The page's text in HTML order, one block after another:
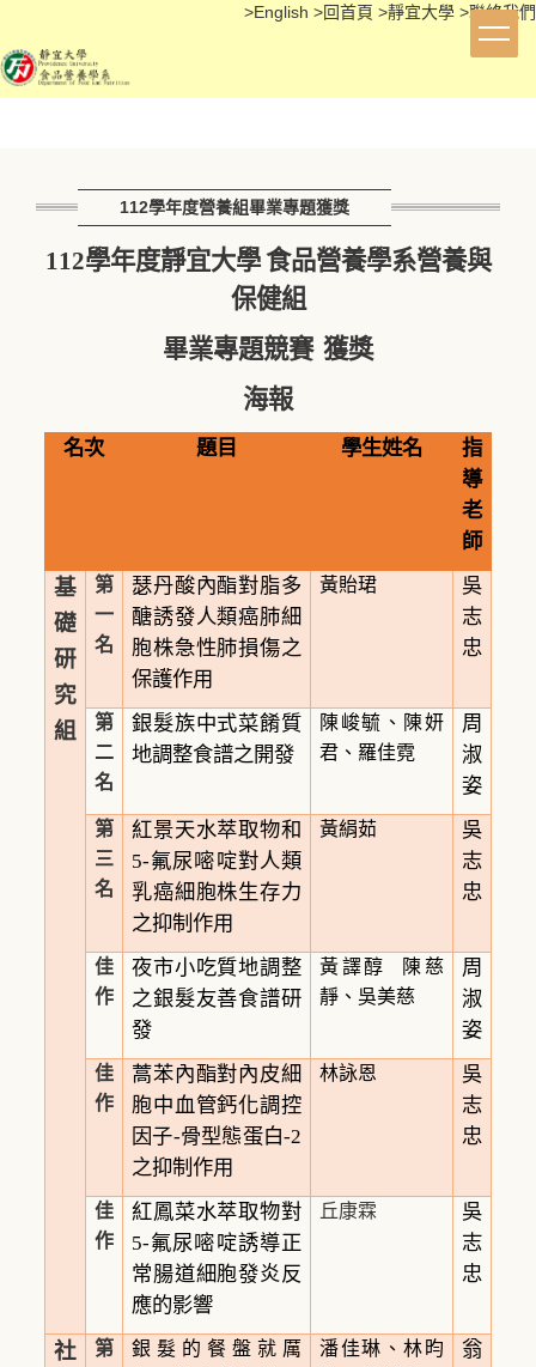
主
要
>English >回首頁 >靜宜大學 >聯絡我們
112學年度營養組畢業專題獲獎
112學年度靜宜大學食品營養學系營養與
保健組
畢業專題競賽 獲獎
海報
名次 題目 學生姓名
指
導
老
師
基
礎
研
究
組
第
一
名
瑟丹酸內酯對脂多
醣誘發人類癌肺細
胞株急性肺損傷之
保護作用
黃貽珺
吳
志
忠
第
二
名
銀髮族中式菜餚質
地調整食譜之開發
陳峻毓、陳妍
君、羅佳霓
周
淑
姿
第
三
名
紅景天水萃取物和
5-氟尿嘧啶對人類
乳癌細胞株生存力
之抑制作用
黃絹茹
吳
志
忠
佳
作
夜市小吃質地調整
之銀髮友善食譜研
發
黃譯醇 陳慈
靜、吳美慈
周
淑
姿
佳
作
蒿苯內酯對內皮細
胞中血管鈣化調控
因子-骨型態蛋白-2
之抑制作用
林詠恩
吳
志
忠
佳
作
紅鳳菜水萃取物對
5-氟尿嘧啶誘導正
常腸道細胞發炎反
應的影響
丘康霖
吳
志
忠
社
第
銀髮的餐盤就厲
潘佳琳、林昀
翁